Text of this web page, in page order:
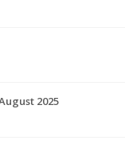
2025